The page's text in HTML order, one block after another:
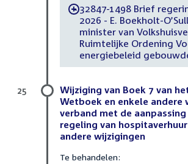
-32847-1498 Brief
2026 - E. Boekholt-
minister van
Ruimtelijke Ordening
energiebeleid
Wijziging van Boek 7 van
Wetboek en enkele andere
verband met de aanpassing
regeling van
andere wijzigingen
Te behandelen:
25